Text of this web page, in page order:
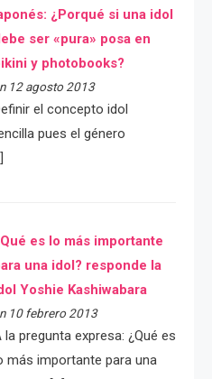
¿Porqué si una idol
ser «pura» posa en
y photobooks?
12 agosto 2013
el concepto idol
pues el género
es lo más importante
una idol? responde la
Yoshie Kashiwabara
10 febrero 2013
la pregunta expresa: ¿Qué es
más importante para una